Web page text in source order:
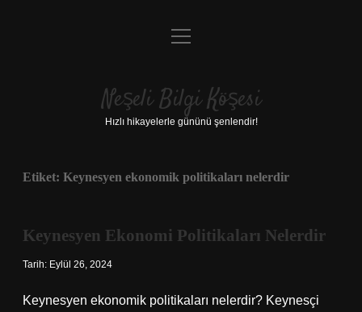
Anasayfa
Yasal Uyarı
menüyü
Neşeli Bilgi Köşesi
Hızlı hikayelerle gününü şenlendir!
Etiket: Keynesyen ekonomik politikaları nelerdir
Keynesyen Ekonomi Politikaları Nelerdir
Tarih: Eylül 26, 2024
Keynesyen ekonomik politikaları nelerdir? Keynesçi